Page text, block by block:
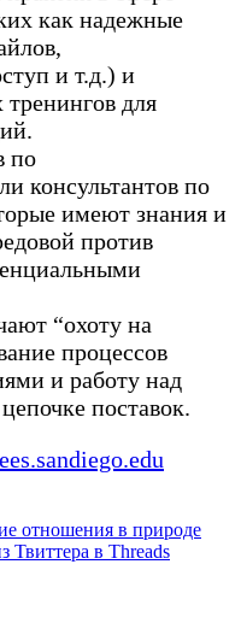
как надежные
и т.д.) и
тренингов для
по
консультантов по
имеют знания и
против
“охоту на
процессов
и работу над
поставок.
отношения в природе
Твиттера в Threads